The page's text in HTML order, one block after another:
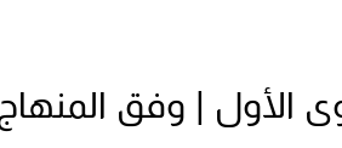
الأول | وفق المنهاج